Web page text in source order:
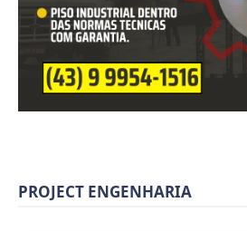
PROJECT ENGENHARIA